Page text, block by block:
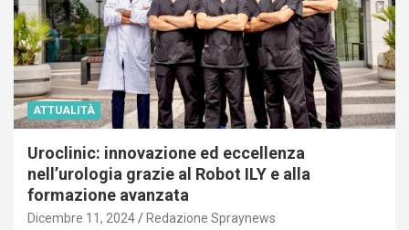
ATTUALITÀ
Uroclinic: innovazione ed eccellenza
nell’urologia grazie al Robot ILY e alla
formazione avanzata
Dicembre 11, 2024 Redazione Spraynews